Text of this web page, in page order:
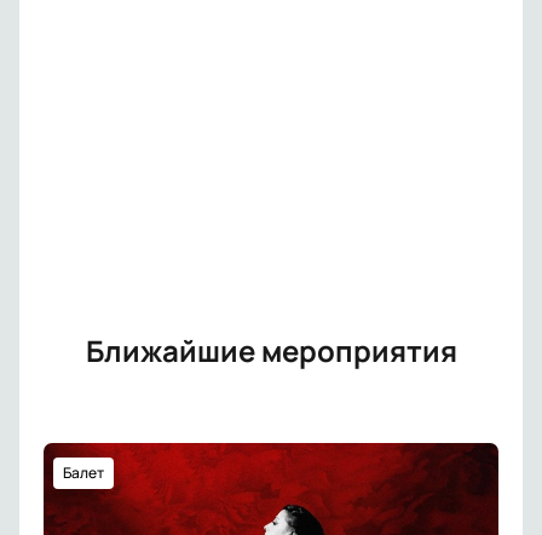
Ближайшие мероприятия
Балет